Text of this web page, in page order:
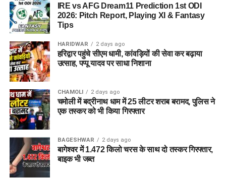
सेना का वरिष्ठ अधिकारी बताकर लोगों से ठगी करने का आरोप है।
3. शिकायत किसने दर्ज कराई थी?
दिल्ली निवासी एक युवती ने शिकायत दर्ज कराई थी। आरोप है कि आरोपी ने
प्रभावशाली सरकारी संपर्कों का झांसा देकर उससे करीब 4.5 लाख रुपये
ठग लिए।
4. आरोपी लोगों को कैसे झांसे में लेता था?
पुलिस के अनुसार, आरोपी अलग-अलग लोगों के सामने अपनी पहचान
बदलता था और खुद को कभी गृह मंत्रालय, कभी रक्षा मंत्रालय तो कभी
सेना का वरिष्ठ अधिकारी बताकर लोगों का भरोसा जीतता था।
5. पुलिस को आरोपी के पास से क्या बरामद
IRE vs AFG Dream11 Prediction 1st ODI
2026: Pitch Report, Playing XI & Fantasy
Tips
HARIDWAR 2 days ago
हरिद्वार पहुंचे सीएम धामी, कांवड़ियों की सेवा कर बढ़ाया
उत्साह, पप्पू यादव पर साधा निशाना
CHAMOLI 2 days ago
चमोली में बद्रीनाथ धाम में 25 लीटर शराब बरामद, पुलिस ने
एक तस्कर को भी किया गिरफ्तार
BAGESHWAR 2 days ago
बागेश्वर में 1.472 किलो चरस के साथ दो तस्कर गिरफ्तार,
बाइक भी जब्त